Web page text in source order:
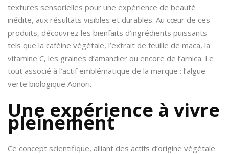
textures sensorielles pour une expérience de beauté
inédite, aux résultats visibles et durables. Au cœur de ces
produits, découvrez les bienfaits d’ingrédients puissants
tels que la caféine végétale, l’extrait de feuille de maca, la
vitamine C, les graines d’amandier ou encore de l’arnica. Le
tout associé à l’actif emblématique de la marque : l’algue
verte biologique Aonori.
Une expérience à vivre
pleinement
Ce concept scientifique, alliant des actifs d’origine végétale